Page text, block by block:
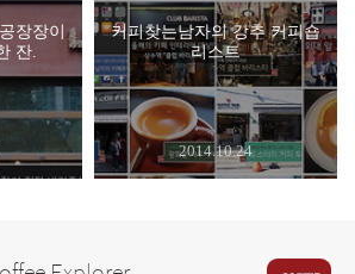
장장이
잔.
커피찾는남자의 강추 커피숍
리스트
2014.10.24